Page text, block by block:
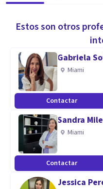
Estos son otros
Gabriela
Miami
Contactar
Sandra
Miami
Contactar
Jessica